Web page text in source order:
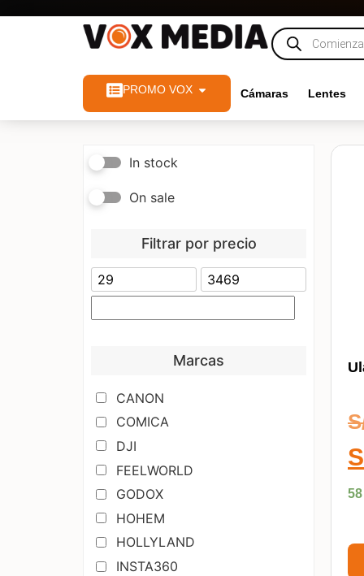
PROMO VOX Cámaras Lentes
In stock
On sale
Filtrar por precio
Marcas
CANON
COMICA
DJI
FEELWORLD
GODOX
HOHEM
HOLLYLAND
INSTA360